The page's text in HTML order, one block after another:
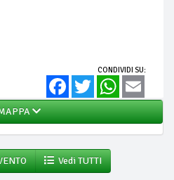
CONDIVIDI SU:
FacebookTwitter WhatsApp
Vedi TUTTI